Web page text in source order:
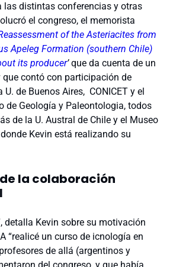
las distintas conferencias y otras
el congreso, el memorista
of the Asteriacites from
Apeleg Formation (southern Chile)
its producer’que da cuenta de un
contó con participación de
de Buenos Aires, CONICET y el
de Geología y Paleontologia, todos
de la U. Austral de Chile y el Museo
Kevin está realizando su
la colaboración
detalla Kevin sobre su motivación
“realicé un curso de icnología en
de allá (argentinos y